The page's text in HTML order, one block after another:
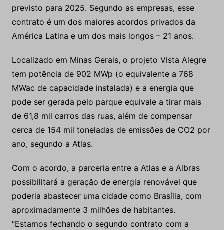
previsto para 2025. Segundo as empresas, esse
contrato é um dos maiores acordos privados da
América Latina e um dos mais longos – 21 anos.
Localizado em Minas Gerais, o projeto Vista Alegre
tem potência de 902 MWp (o equivalente a 768
MWac de capacidade instalada) e a energia que
pode ser gerada pelo parque equivale a tirar mais
de 61,8 mil carros das ruas, além de compensar
cerca de 154 mil toneladas de emissões de CO2 por
ano, segundo a Atlas.
Com o acordo, a parceria entre a Atlas e a Albras
possibilitará a geração de energia renovável que
poderia abastecer uma cidade como Brasília, com
aproximadamente 3 milhões de habitantes.
“Estamos fechando o segundo contrato com a